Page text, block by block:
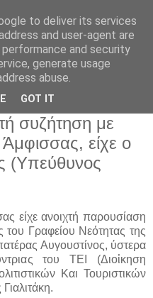
συζήτηση με
είχε ο
(Υπεύθυνος
είχε ανοιχτή παρουσίαση
Γραφείου Νεότητας της
Αυγουστίνος, ύστερα
του ΤΕΙ (Διοἰκηση
Και Τουριστικών
to deliver its services
and user-agent are
and security
generate usage
abuse.
GOT IT